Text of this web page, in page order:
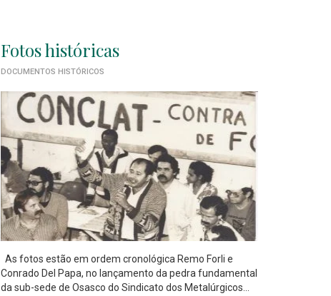
Fotos históricas
DOCUMENTOS HISTÓRICOS
As fotos estão em ordem cronológica Remo Forli e
Conrado Del Papa, no lançamento da pedra fundamental
da sub-sede de Osasco do Sindicato dos Metalúrgicos...